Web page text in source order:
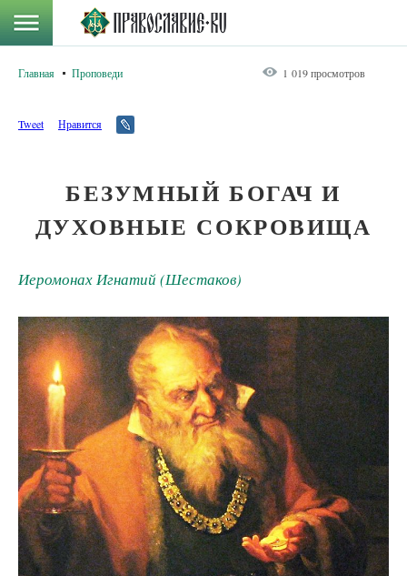
Главная Проповеди 1 019 просмотров
Tweet Нравится
БЕЗУМНЫЙ БОГАЧ И
ДУХОВНЫЕ СОКРОВИЩА
Иеромонах Игнатий (Шестаков)